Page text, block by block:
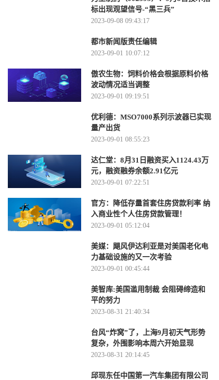
标出现观望信号-“黑三兵”
2023-09-08 09:43:17
都市新闻版责任编辑
2023-09-01 10:07:12
傲农生物：饲料价格会根据原料价格
波动情况适当调整
2023-09-01 09:19:51
优利德：MSO7000系列示波器已实现
量产出货
2023-09-01 08:55:23
达仁堂：8月31日融资买入1124.43万
元，融资融券余额2.91亿元
2023-09-01 07:22:51
官方：降低存量首套住房贷款利率 纳
入商业性个人住房贷款管理！
2023-09-01 05:12:04
美媒：飓风伊达利亚是对美国老化电
力基础设施的又一次考验
2023-09-01 00:45:44
美智库:美国滥用制裁 会阻碍缔造和
平的努力
2023-08-31 21:40:34
台风“炸窝”了，上海9月初天气形势
复杂，外围影响本周六开始显现
2023-08-31 20:14:45
邱现东任中国第一汽车集团有限公司